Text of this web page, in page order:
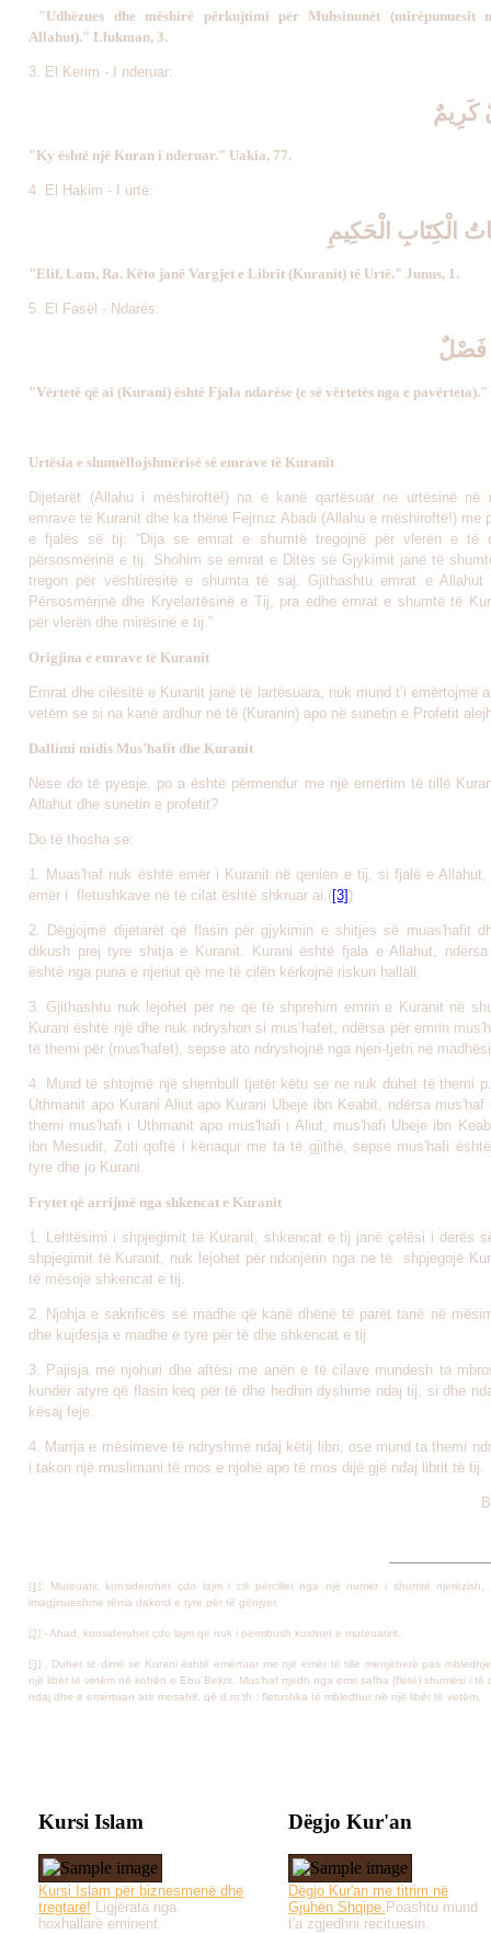
"Udhëzues dhe mëshirë përkujtimi për Muhsinunët (mirëpunuesit
Allahut)." Llukman, 3.
3. El Kerim - I nderuar:
كَرِيمٌ
"Ky është një Kuran i nderuar." Uakia, 77.
4. El Hakim - I urtë:
الْكِتَابِ الْحَكِيمِ
"Elif, Lam, Ra. Këto janë Vargjet e Librit (Kuranit) të Urtë." Junus, 1.
5. El Fasël - Ndarës:
فَصْلٌ
"Vërtetë që ai (Kurani) është Fjala ndarëse (e së vërtetës nga e
Urtësia e shumëllojshmërisë së emrave të Kuranit
Dijetarët (Allahu i mëshiroftë!) na e kanë qartësuar ne urtësinë në
emrave të Kuranit dhe ka thënë Fejrruz Abadi (Allahu e mëshiroftë!) me
e fjalës së tij: “Dija se emrat e shumtë tregojnë për vlerën e të
përsosmërinë e tij. Shohim se emrat e Ditës së Gjykimit janë të
tregon për vështirësitë e shumta të saj. Gjithashtu emrat e Allahut
Përsosmërinë dhe Kryelartësinë e Tij, pra edhe emrat e shumtë të
për vlerën dhe mirësinë e tij.”
Origjina e emrave të Kuranit
Emrat dhe cilësitë e Kuranit janë të lartësuara, nuk mund t’i emërtojmë
vetëm se si na kanë ardhur në të (Kuranin) apo në sunetin e Profetit
Dallimi midis Mus’hafit dhe Kuranit
Nëse do të pyesje, po a është përmendur me një emërtim të tillë
Allahut dhe sunetin e profetit?
Do të thosha se:
1. Muas'haf nuk është emër i Kuranit në qenien e tij, si fjalë e
emër i fletushkave në të cilat është shkruar ai.([3])
2. Dëgjojmë dijetarët që flasin për gjykimin e shitjes së muas'hafit
dikush prej tyre shitja e Kuranit. Kurani është fjala e Allahut,
është nga puna e njeriut që me të cilën kërkojnë riskun hallall.
3. Gjithashtu nuk lejohet për ne që të shprehim emrin e Kuranit në
Kurani është një dhe nuk ndryshon si mus’hafet, ndërsa për emrin
të themi për (mus'hafet), sepse ato ndryshojnë nga njeri-tjetri në
4. Mund të shtojmë një shembull tjetër këtu se ne nuk duhet të themi
Uthmanit apo Kurani Aliut apo Kurani Ubeje ibn Keabit, ndërsa mus'haf
themi mus'hafi i Uthmanit apo mus'hafi i Aliut, mus'hafi Ubeje ibn
ibn Mesudit, Zoti qoftë i kënaqur me ta të gjithë, sepse mus'hafi
tyre dhe jo Kurani.
Frytet që arrijmë nga shkencat e Kuranit
1. Lehtësimi i shpjegimit të Kuranit, shkencat e tij janë çelësi i derës
shpjegimit të Kuranit, nuk lejohet për ndonjërin nga ne të shpjegojë
të mësojë shkencat e tij.
2. Njohja e sakrificës së madhe që kanë dhënë të parët tanë në
dhe kujdesja e madhe e tyre për të dhe shkencat e tij.
3. Pajisja me njohuri dhe aftësi me anën e të cilave mundesh ta
kundër atyre që flasin keq për të dhe hedhin dyshime ndaj tij, si dhe
kësaj feje.
4. Marrja e mësimeve të ndryshme ndaj këtij libri, ose mund ta themi
i takon një muslimani të mos e njohë apo të mos dijë gjë ndaj librit të tij.
[1] . Muteuatir, konsiderohet çdo lajm i cili përcillet nga një numër i shumtë
imagjinueshme rënia dakord e tyre për të gënjyer.
[2] - Ahad, konsiderohet çdo lajm që nuk i përmbush kushtet e muteuatirit.
[3]
. Duhet të dimë se Kurani është emërtuar me një emër të tillë menjëherë pas
një libër të vetëm në kohën e Ebu Bekrit. Mus’haf rrjedh nga emri safha (fletë) shumësi i të
ndaj dhe e emërtuan atë mesahif, që d.m.th.: fletushka të mbledhur në një libër të vetëm.
Kursi Islam
Kursi Islam për biznesmenë dhe
tregtarë! Ligjërata nga
hoxhallarë eminent.
Dëgjo Kur'an
Dëgjo Kur'an me titrim në
Gjuhën Shqipe. Poashtu mund
t'a zgjedhni recituesin.